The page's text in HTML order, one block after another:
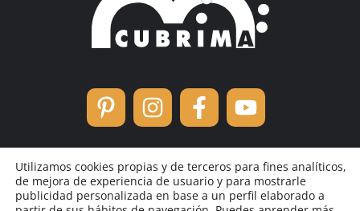
Utilizamos cookies propias y de terceros para fines analíticos,
de mejora de experiencia de usuario y para mostrarle
publicidad personalizada en base a un perfil elaborado a